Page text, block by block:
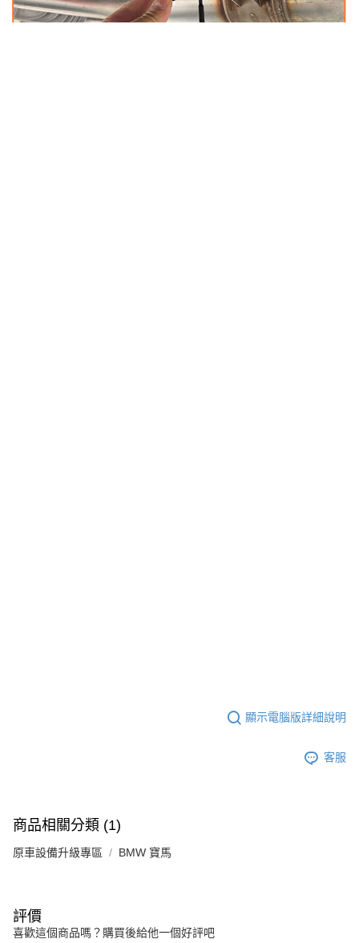
顯示電腦版詳細說明
客服
商品相關分類 (1)
原車設備升級專區 BMW 寶馬
評價
喜歡這個商品嗎？購買後給他一個好評吧